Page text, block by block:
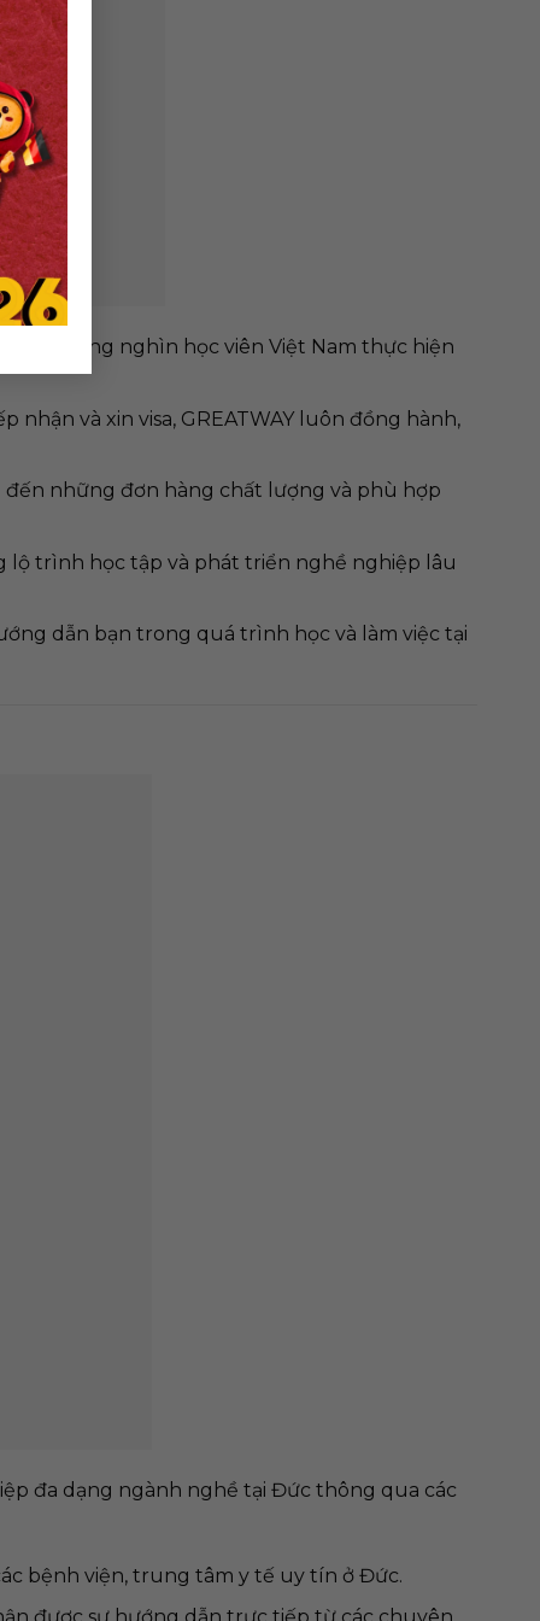
giúp hàng nghìn học viên Việt Nam thực hiện
và xin visa, GREATWAY luôn đồng hành,
đến những đơn hàng chất lượng và phù hợp
lộ trình học tập và phát triển nghề nghiệp lâu
dẫn bạn trong quá trình học và làm việc tại
đa dạng ngành nghề tại Đức thông qua các
bệnh viện, trung tâm y tế uy tín ở Đức.